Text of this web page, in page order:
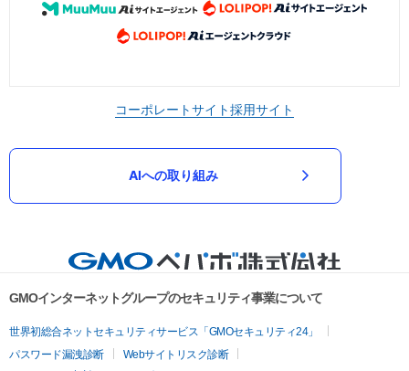
コーポレートサイト採用サイト
AIへの取り組み
GMOインターネットグループのセキュリティ事業について
世界初総合ネットセキュリティサービス「GMOセキュリティ24」
パスワード漏洩診断
Webサイトリスク診断